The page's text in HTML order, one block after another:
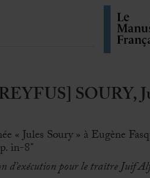
SOURY,
« Jules Soury » à Eugène
in-8°
d’exécution pour le traître Juif